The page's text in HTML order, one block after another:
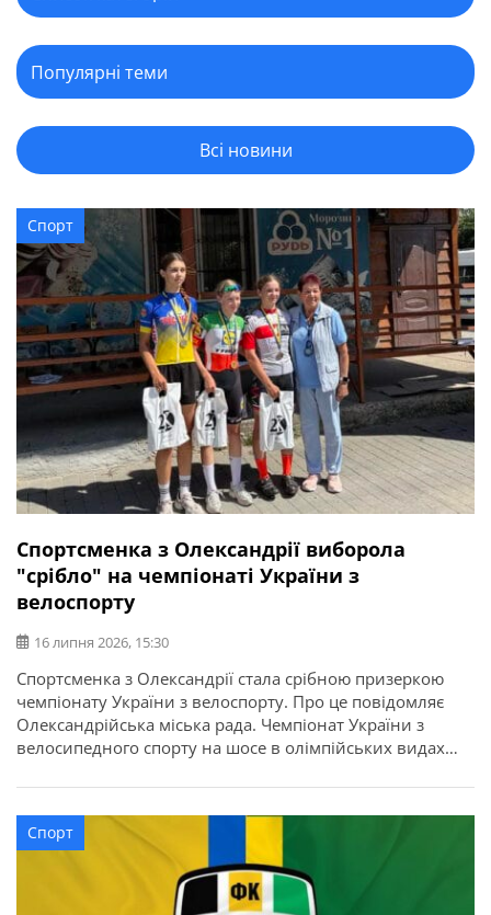
Всі новини
Спорт
Спортсменка з Олександрії виборола
"срібло" на чемпіонаті України з
велоспорту
16 липня 2026, 15:30
Спортсменка з Олександрії стала срібною призеркою
чемпіонату України з велоспорту. Про це повідомляє
Олександрійська міська рада. Чемпіонат України з
велосипедного спорту на шосе в олімпійських видах
Найсильніші спортсмени з дев’яти областей України
змагалися за звання чемпіонів України в індивідуальній
гонці на час та групових перегонах. Олександрію
представила вихованка відділення велоспорту […]
Спорт